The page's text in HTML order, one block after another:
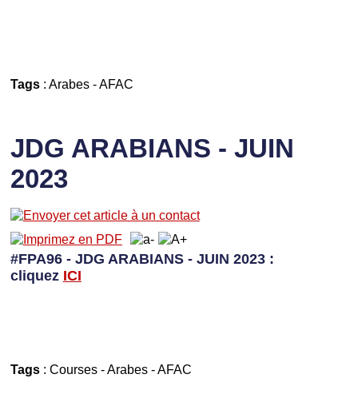
Tags: Arabes-AFAC
JDG ARABIANS - JUIN
2023
#FPA96 - JDG ARABIANS - JUIN 2023 :
cliquez ICI
Tags: Courses-Arabes-AFAC